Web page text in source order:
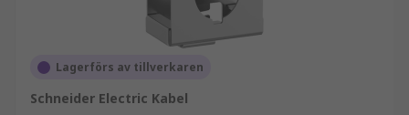
Lagerförs av tillverkaren
Schneider Electric Kabel